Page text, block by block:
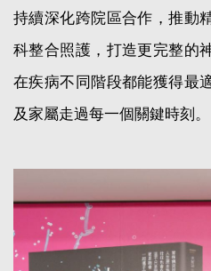
持續深化跨院區合作，推動
科整合照護，打造更完整的
在疾病不同階段都能獲得最
及家屬走過每一個關鍵時刻。